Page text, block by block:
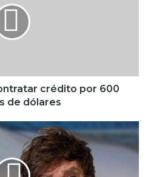
crédito por 600
de dólares